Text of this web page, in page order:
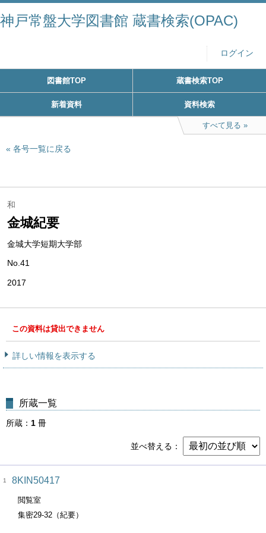
神戸常盤大学図書館 蔵書検索(OPAC)
ログイン
図書館TOP 蔵書検索TOP
新着資料 資料検索
すべて見る
各号一覧に戻る
和
金城紀要
金城大学短期大学部
No.41
2017
この資料は貸出できません
詳しい情報を表示する
所蔵一覧
所蔵 1 冊
並べ替える
1 8KIN50417
閲覧室
集密29-32（紀要）